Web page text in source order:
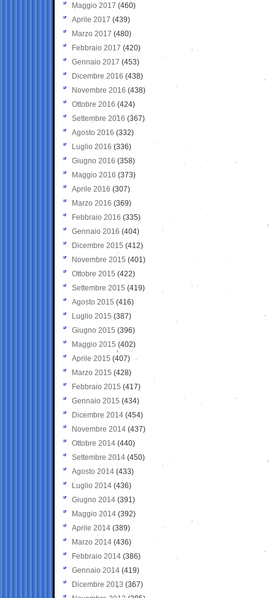
Maggio 2017 (460)
Aprile 2017 (439)
Marzo 2017 (480)
Febbraio 2017 (420)
Gennaio 2017 (453)
Dicembre 2016 (438)
Novembre 2016 (438)
Ottobre 2016 (424)
Settembre 2016 (367)
Agosto 2016 (332)
Luglio 2016 (336)
Giugno 2016 (358)
Maggio 2016 (373)
Aprile 2016 (307)
Marzo 2016 (369)
Febbraio 2016 (335)
Gennaio 2016 (404)
Dicembre 2015 (412)
Novembre 2015 (401)
Ottobre 2015 (422)
Settembre 2015 (419)
Agosto 2015 (416)
Luglio 2015 (387)
Giugno 2015 (396)
Maggio 2015 (402)
Aprile 2015 (407)
Marzo 2015 (428)
Febbraio 2015 (417)
Gennaio 2015 (434)
Dicembre 2014 (454)
Novembre 2014 (437)
Ottobre 2014 (440)
Settembre 2014 (450)
Agosto 2014 (433)
Luglio 2014 (436)
Giugno 2014 (391)
Maggio 2014 (392)
Aprile 2014 (389)
Marzo 2014 (436)
Febbraio 2014 (386)
Gennaio 2014 (419)
Dicembre 2013 (367)